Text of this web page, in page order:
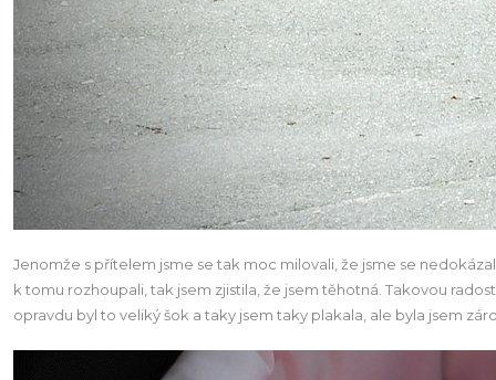
Jenomže s přítelem jsme se tak moc milovali, že jsme se
k tomu rozhoupali, tak jsem zjistila, že jsem těhotná. Takovou
opravdu byl to veliký šok a taky jsem taky plakala, ale byla jsem